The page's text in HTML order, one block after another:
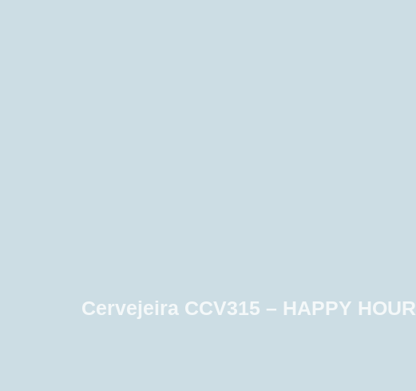
Cervejeira CCV315 – HAPPY HOUR